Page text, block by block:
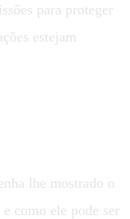
para proteger
estejam
lhe mostrado o
e como ele pode ser